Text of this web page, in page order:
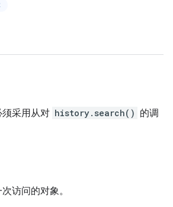
采用从对 history.search() 的调
访问的对象。